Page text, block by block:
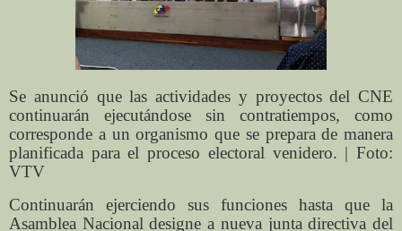
Se anunció que las actividades y proyectos del CNE
continuarán ejecutándose sin contratiempos, como
corresponde a un organismo que se prepara de manera
planificada para el proceso electoral venidero. | Foto:
VTV
Continuarán ejerciendo sus funciones hasta que la
Asamblea Nacional designe a nueva junta directiva del